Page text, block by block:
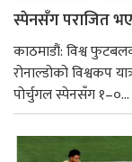
स्पेनसँग पराजित
काठमाडौं: विश्व
रोनाल्डोको विश्वकप
पोर्चुगल स्पेनसँग १–०...